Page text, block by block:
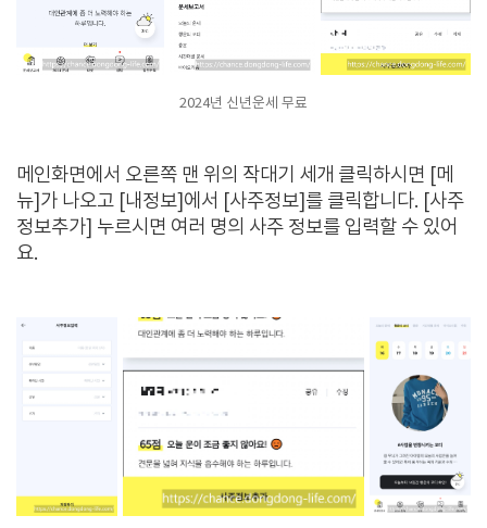
2024년 신년운세 무료
메인화면에서 오른쪽 맨 위의 작대기 세개 클릭하시면 [메
뉴]가 나오고 [내정보]에서 [사주정보]를 클릭합니다. [사주
정보추가] 누르시면 여러 명의 사주 정보를 입력할 수 있어
요.